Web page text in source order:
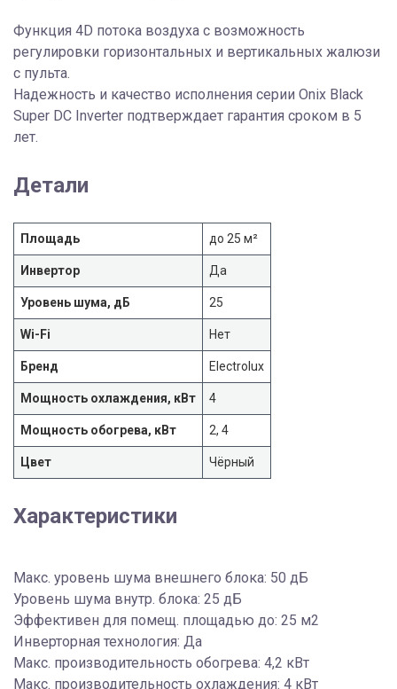
Функция 4D потока воздуха с возможность
регулировки горизонтальных и вертикальных жалюзи
с пульта.
Надежность и качество исполнения серии Onix Black
Super DC Inverter подтверждает гарантия сроком в 5
лет.
Детали
Площадь до 25 м²
Инвертор Да
Уровень шума, дБ 25
Wi-Fi Нет
Бренд Electrolux
Мощность охлаждения, кВт 4
Мощность обогрева, кВт 2, 4
Цвет Чёрный
Характеристики
Макс. уровень шума внешнего блока: 50 дБ
Уровень шума внутр. блока: 25 дБ
Эффективен для помещ. площадью до: 25 м2
Инверторная технология: Да
Макс. производительность обогрева: 4,2 кВт
Макс. производительность охлаждения: 4 кВт